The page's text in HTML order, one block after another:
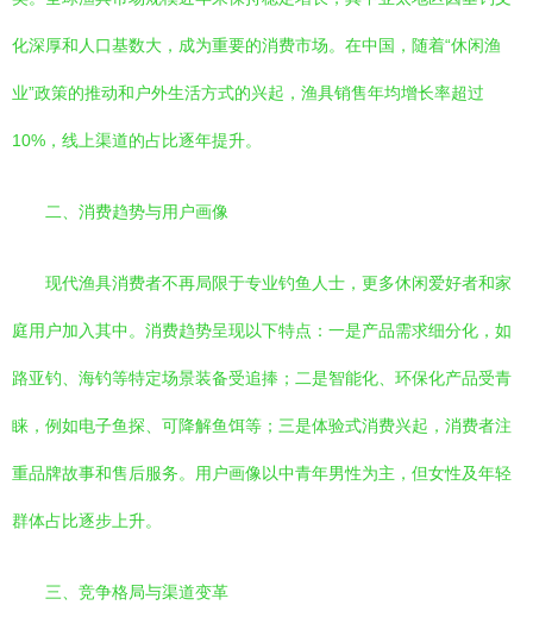
化深厚和人口基数大，成为重要的消费市场。在中国，随着“休闲渔
业”政策的推动和户外生活方式的兴起，渔具销售年均增长率超过
10%，线上渠道的占比逐年提升。
二、消费趋势与用户画像
现代渔具消费者不再局限于专业钓鱼人士，更多休闲爱好者和家
庭用户加入其中。消费趋势呈现以下特点：一是产品需求细分化，如
路亚钓、海钓等特定场景装备受追捧；二是智能化、环保化产品受青
睐，例如电子鱼探、可降解鱼饵等；三是体验式消费兴起，消费者注
重品牌故事和售后服务。用户画像以中青年男性为主，但女性及年轻
群体占比逐步上升。
三、竞争格局与渠道变革